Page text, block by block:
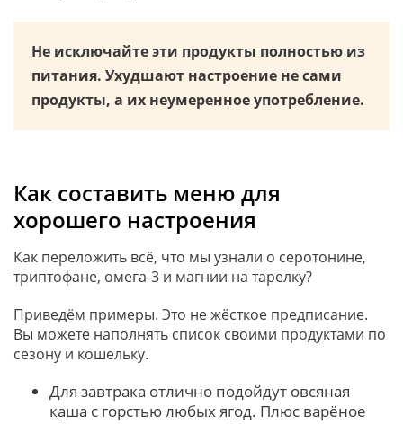
Не исключайте эти продукты полностью из
питания. Ухудшают настроение не сами
продукты, а их неумеренное употребление.
Как составить меню для
хорошего настроения
Как переложить всё, что мы узнали о серотонине,
триптофане, омега-3 и магнии на тарелку?
Приведём примеры. Это не жёсткое предписание.
Вы можете наполнять список своими продуктами по
сезону и кошельку.
Для завтрака отлично подойдут овсяная
каша с горстью любых ягод. Плюс варёное